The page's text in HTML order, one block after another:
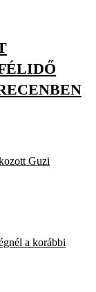
Guzi
a korábbi